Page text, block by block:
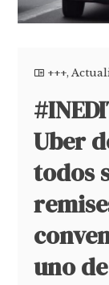
+++,
Uber
todos
uno